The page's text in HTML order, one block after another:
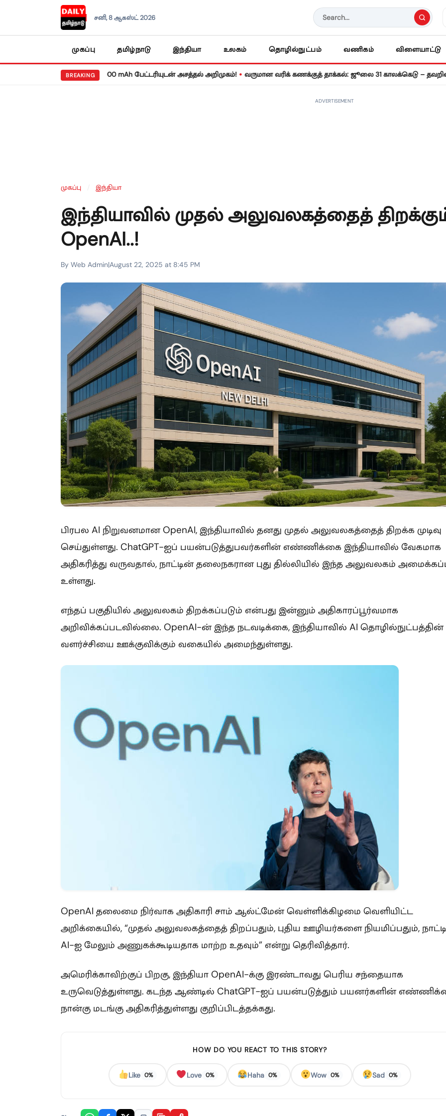
சனி, 8 ஆகஸ்ட் 2026
முகப்பு தமிழ்நாடு இந்தியா உலகம் தொழில்நுட்பம் வணிகம் விளையாட்டு
BREAKING
நோட் 17 5ஜி: 8,000 mAh பேட்டரியுடன் அசத்தல் அறிமுகம்! • வருமான வரிக் கணக்குத் தாக்கல்: ஜூலை 31 காலக்கெடு – தவறினால்
ADVERTISEMENT
முகப்பு இந்தியா
இந்தியாவில் முதல் அலுவலகத்தைத்
OpenAI..!
By Web Admin|August 22, 2025 at 8:45 PM
பிரபல AI நிறுவனமான OpenAI, இந்தியாவில் தனது முதல் அலுவலகத்தைத் திறக்க முடிவு
செய்துள்ளது. ChatGPT-ஐப் பயன்படுத்துபவர்களின் எண்ணிக்கை இந்தியாவில் வேகமாக
அதிகரித்து வருவதால், நாட்டின் தலைநகரான புது தில்லியில் இந்த அலுவலகம்
உள்ளது.
எந்தப் பகுதியில் அலுவலகம் திறக்கப்படும் என்பது இன்னும் அதிகாரப்பூர்வமாக
அறிவிக்கப்படவில்லை. OpenAI-ன் இந்த நடவடிக்கை, இந்தியாவில் AI தொழில்நுட்பத்தின்
வளர்ச்சியை ஊக்குவிக்கும் வகையில் அமைந்துள்ளது.
OpenAI தலைமை நிர்வாக அதிகாரி சாம் ஆல்ட்மேன் வெள்ளிக்கிழமை வெளியிட்ட
அறிக்கையில், “முதல் அலுவலகத்தைத் திறப்பதும், புதிய ஊழியர்களை நியமிப்பதும்,
AI-ஐ மேலும் அணுகக்கூடியதாக மாற்ற உதவும்” என்று தெரிவித்தார்.
அமெரிக்காவிற்குப் பிறகு, இந்தியா OpenAI-க்கு இரண்டாவது பெரிய சந்தையாக
உருவெடுத்துள்ளது. கடந்த ஆண்டில் ChatGPT-ஐப் பயன்படுத்தும் பயனர்களின்
நான்கு மடங்கு அதிகரித்துள்ளது குறிப்பிடத்தக்கது.
HOW DO YOU REACT TO THIS STORY?
Like 0% Love 0% Haha 0% Wow 0% Sad 0%